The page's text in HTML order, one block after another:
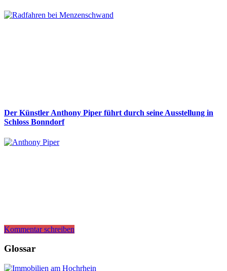
Der Künstler Anthony Piper führt durch seine Ausstellung in
Schloss Bonndorf
Kommentar schreiben
Glossar